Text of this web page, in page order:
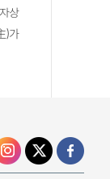
상
)가